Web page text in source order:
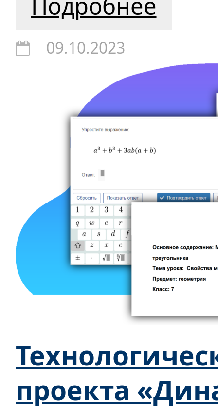
09.10.2023
проекта